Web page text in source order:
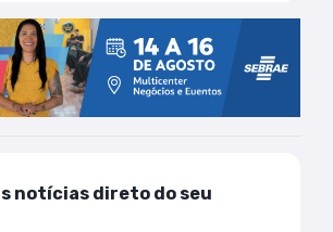
notícias direto do seu